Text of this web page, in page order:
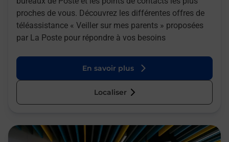
proches de vous. Découvrez les différentes offres de
téléassistance « Veiller sur mes parents » proposées
par La Poste pour répondre à vos besoins
En savoir plus
Localiser